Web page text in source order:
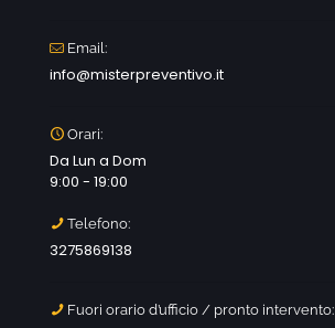
Email:
info@misterpreventivo.it
Orari:
Da Lun a Dom
9:00 - 19:00
Telefono:
3275869138
Fuori orario d’ufficio / pronto intervento: